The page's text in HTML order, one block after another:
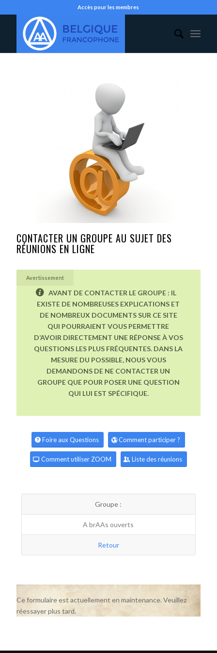
Accès pour les membres
CONTACTER UN GROUPE AU SUJET DES
RÉUNIONS EN LIGNE
Avertissement
AVANT DE CONTACTER LE GROUPE : IL
EXISTE DE NOMBREUSES EXPLICATIONS ET
DE NOMBREUX DOCUMENTS SUR CE SITE
QUI POURRAIENT VOUS PERMETTRE
D’AVOIR DIRECTEMENT UNE RÉPONSE À VOS
QUESTIONS LES PLUS FRÉQUENTES. DANS LA
MESURE DU POSSIBLE, NOUS VOUS
DEMANDONS DE NE CONTACTER UN
GROUPE QUE POUR POSER UNE QUESTION
QUI LUI EST SPÉCIFIQUE.
Foire aux Questions Comment participer ?
Comment utiliser ZOOM Liste des réunions
Groupe :
A brAAs ouverts
Retour
Ce formulaire est actuellement en maintenance. Veuillez
réessayer plus tard.